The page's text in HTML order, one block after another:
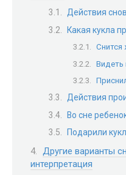
Действия
Какая кукла
Снится
Видеть
Действия
Во сне
Подарили
Другие варианты
интерпретация